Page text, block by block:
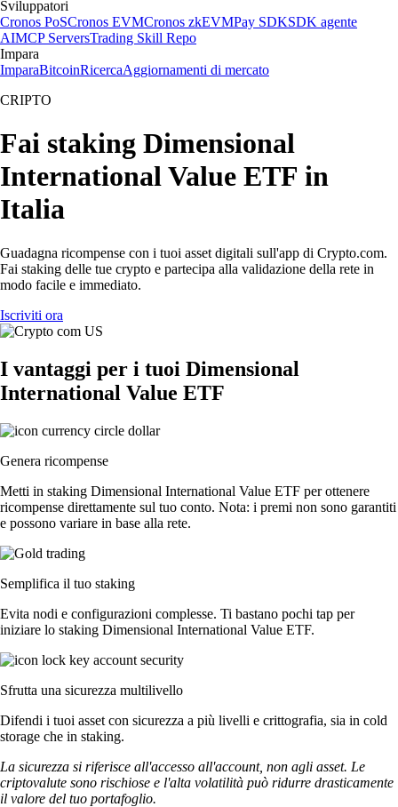
Sviluppatori
Cronos PoSCronos EVMCronos zkEVMPay SDKSDK agente
AIMCP ServersTrading Skill Repo
Impara
ImparaBitcoinRicercaAggiornamenti di mercato
CRIPTO
Fai staking Dimensional
International Value ETF in
Italia
Guadagna ricompense con i tuoi asset digitali sull'app di Crypto.com.
Fai staking delle tue crypto e partecipa alla validazione della rete in
modo facile e immediato.
Iscriviti ora
I vantaggi per i tuoi Dimensional
International Value ETF
Genera ricompense
Metti in staking Dimensional International Value ETF per ottenere
ricompense direttamente sul tuo conto. Nota: i premi non sono garantiti
e possono variare in base alla rete.
Semplifica il tuo staking
Evita nodi e configurazioni complesse. Ti bastano pochi tap per
iniziare lo staking Dimensional International Value ETF.
Sfrutta una sicurezza multilivello
Difendi i tuoi asset con sicurezza a più livelli e crittografia, sia in cold
storage che in staking.
La sicurezza si riferisce all'accesso all'account, non agli asset. Le
criptovalute sono rischiose e l'alta volatilità può ridurre drasticamente
il valore del tuo portafoglio.